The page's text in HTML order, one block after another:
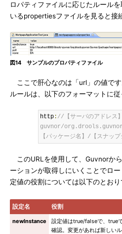
ロパティファイルに応じたルール
いるpropertiesファイルを見ると接
図14 サンプルのプロパティファイル
ここで肝心なのは「url」の値で
ルールは、以下のフォーマットに従
http: //【サーバのアドレ
guvnor/
【パッケージ名】/【スナップ
このURLを使用して、Guvnorか
ーションが取得しにいくことでロ
定値の役割については以下のとおり
設定名 役割
newInstance
設定値はtrue/falseで、true
確認。変更があれば新しい